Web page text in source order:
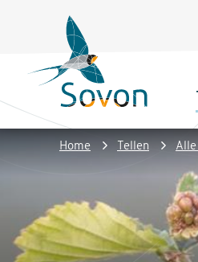
inhoud
Sovon
Homepage
Home Tellen